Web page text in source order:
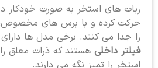
ربات های استخر به صورت خودکار
حرکت کرده و با برس های مخصوص،
را جدا می کنند. برخی مدل ها دارای
فیلتر داخلیهستند که ذرات معلق
استخر را تمیز نگه می دارند.